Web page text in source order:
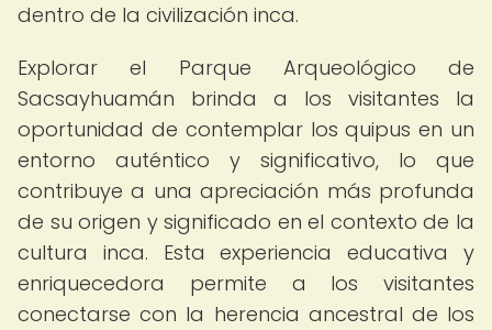
dentro de la civilización inca.
Explorar el Parque Arqueológico de
Sacsayhuamán brinda a los visitantes la
oportunidad de contemplar los quipus en un
entorno auténtico y significativo, lo que
contribuye a una apreciación más profunda
de su origen y significado en el contexto de la
cultura inca. Esta experiencia educativa y
enriquecedora permite a los visitantes
conectarse con la herencia ancestral de los